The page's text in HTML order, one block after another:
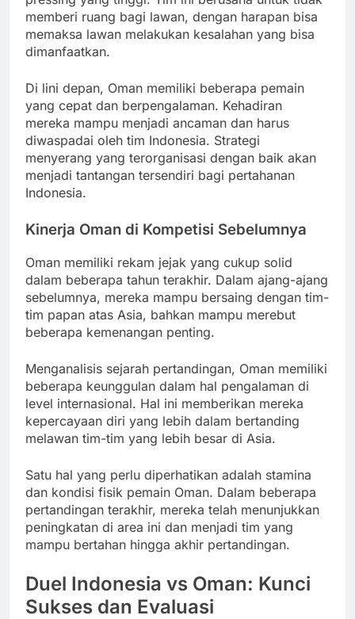
memberi ruang bagi lawan, dengan harapan bisa
memaksa lawan melakukan kesalahan yang bisa
dimanfaatkan.
Di lini depan, Oman memiliki beberapa pemain
yang cepat dan berpengalaman. Kehadiran
mereka mampu menjadi ancaman dan harus
diwaspadai oleh tim Indonesia. Strategi
menyerang yang terorganisasi dengan baik akan
menjadi tantangan tersendiri bagi pertahanan
Indonesia.
Kinerja Oman di Kompetisi Sebelumnya
Oman memiliki rekam jejak yang cukup solid
dalam beberapa tahun terakhir. Dalam ajang-ajang
sebelumnya, mereka mampu bersaing dengan tim-
tim papan atas Asia, bahkan mampu merebut
beberapa kemenangan penting.
Menganalisis sejarah pertandingan, Oman memiliki
beberapa keunggulan dalam hal pengalaman di
level internasional. Hal ini memberikan mereka
kepercayaan diri yang lebih dalam bertanding
melawan tim-tim yang lebih besar di Asia.
Satu hal yang perlu diperhatikan adalah stamina
dan kondisi fisik pemain Oman. Dalam beberapa
pertandingan terakhir, mereka telah menunjukkan
peningkatan di area ini dan menjadi tim yang
mampu bertahan hingga akhir pertandingan.
Duel Indonesia vs Oman: Kunci
Sukses dan Evaluasi